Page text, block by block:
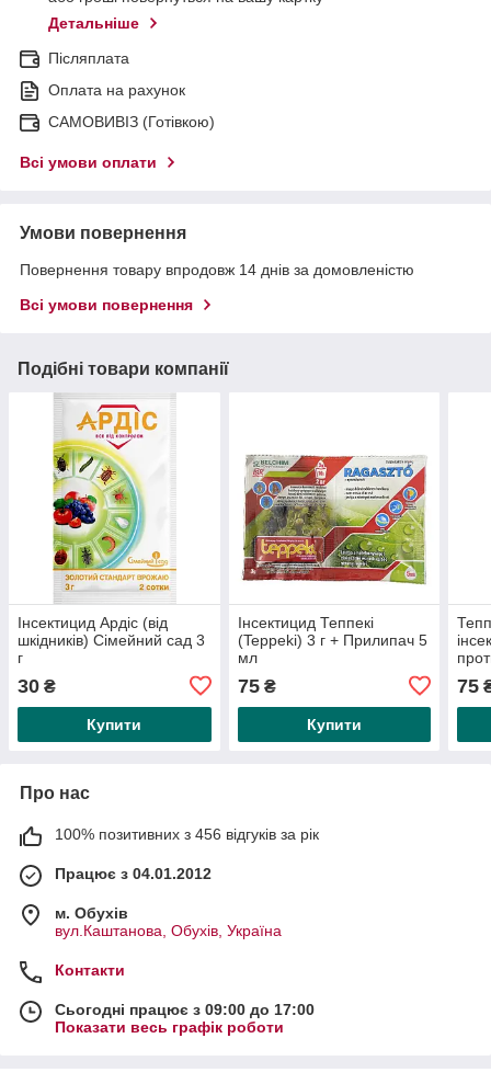
Детальніше
Післяплата
Оплата на рахунок
САМОВИВІЗ (Готівкою)
Всі умови оплати
Умови повернення
Повернення товару впродовж 14 днів за домовленістю
Всі умови повернення
Подібні товари компанії
Інсектицид Ардіс (від
шкідників) Сімейний сад 3
г
30 ₴
Купити
Інсектицид Теппекі
(Teppeki) 3 г + Прилипач 5
мл
75₴
Купити
75
Про нас
100% позитивних з 456 відгуків за рік
Працює з 04.01.2012
м. Обухів
вул.Каштанова, Обухів, Україна
Контакти
Сьогодні працює з 09:00 до 17:00
Показати весь графік роботи